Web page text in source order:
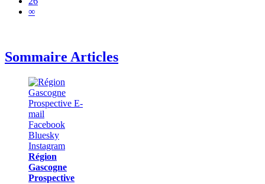
∞
Sommaire Articles
Région
Gascogne
Prospective